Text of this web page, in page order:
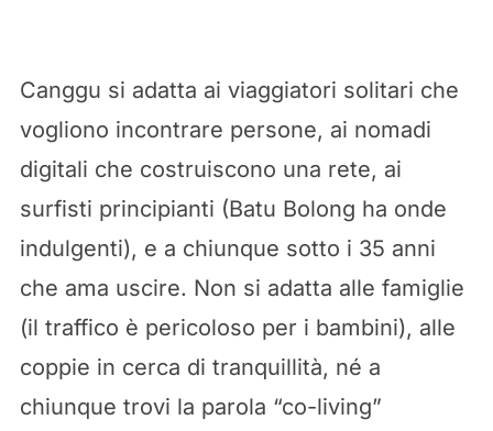
Canggu si adatta ai viaggiatori solitari che
vogliono incontrare persone, ai nomadi
digitali che costruiscono una rete, ai
surfisti principianti (Batu Bolong ha onde
indulgenti), e a chiunque sotto i 35 anni
che ama uscire. Non si adatta alle famiglie
(il traffico è pericoloso per i bambini), alle
coppie in cerca di tranquillità, né a
chiunque trovi la parola “co-living”